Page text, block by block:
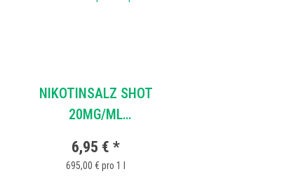
NIKOTINSALZ SHOT
20MG/ML
6,95 € *
695,00 € pro 1 l